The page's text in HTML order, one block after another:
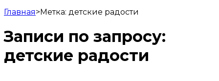
Главная>Метка: детские радости
Записи по запросу:
детские радости